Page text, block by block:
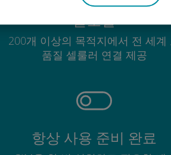
글로벌
200개 이상의 목적지에서 전 세계
품질 셀룰러 연결 제공
항상 사용 준비 완료